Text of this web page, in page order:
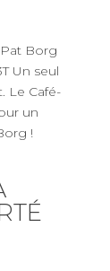
Pat Borg
Un seul
Le Café-
un
!